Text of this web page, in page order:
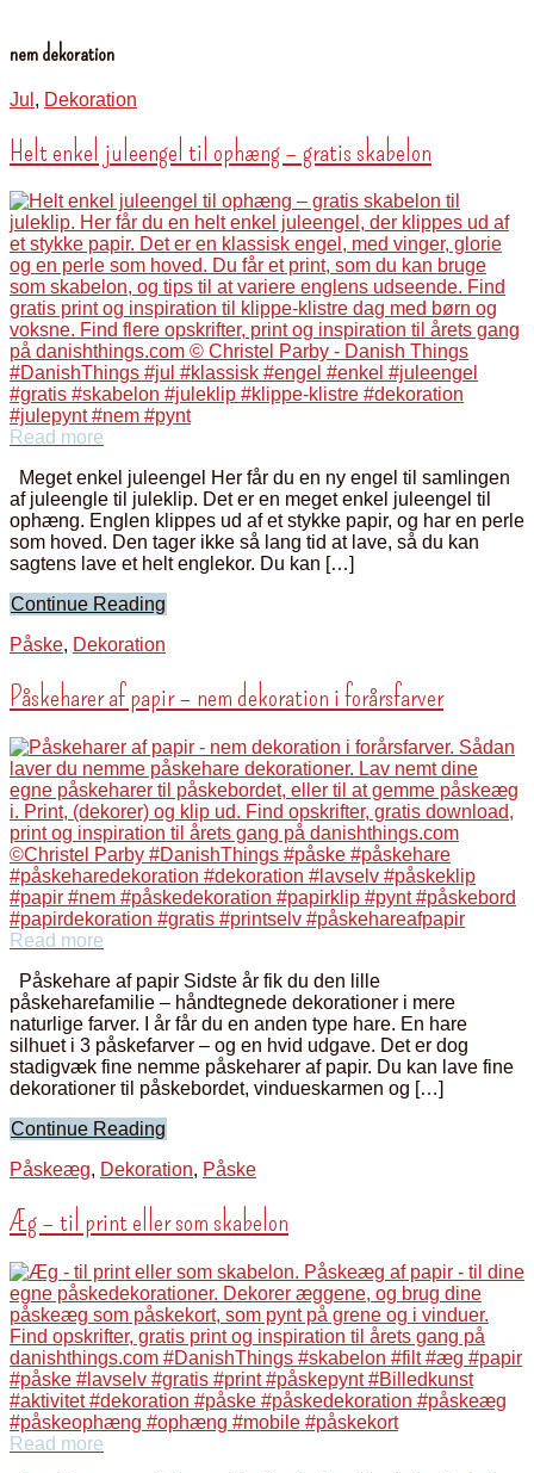
nem dekoration
Jul , Dekoration
Helt enkel juleengel til ophæng – gratis skabelon
Read more
Meget enkel juleengel Her får du en ny engel til samlingen
af juleengle til juleklip. Det er en meget enkel juleengel til
ophæng. Englen klippes ud af et stykke papir, og har en perle
som hoved. Den tager ikke så lang tid at lave, så du kan
sagtens lave et helt englekor. Du kan […]
Continue Reading
Påske, Dekoration
Påskeharer af papir – nem dekoration i forårsfarver
Read more
Påskehare af papir Sidste år fik du den lille
påskeharefamilie – håndtegnede dekorationer i mere
naturlige farver. I år får du en anden type hare. En hare
silhuet i 3 påskefarver – og en hvid udgave. Det er dog
stadigvæk fine nemme påskeharer af papir. Du kan lave fine
dekorationer til påskebordet, vindueskarmen og […]
Continue Reading
Påskeæg, Dekoration, Påske
Æg – til print eller som skabelon
Read more